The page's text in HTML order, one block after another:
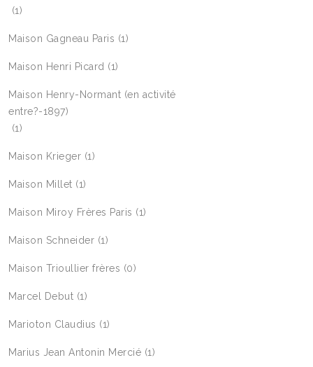
(1)
Maison Gagneau Paris (1)
Maison Henri Picard (1)
Maison Henry-Normant (en activité
entre?-1897)
(1)
Maison Krieger (1)
Maison Millet (1)
Maison Miroy Frères Paris (1)
Maison Schneider (1)
Maison Trioullier frères (0)
Marcel Debut (1)
Marioton Claudius (1)
Marius Jean Antonin Mercié (1)